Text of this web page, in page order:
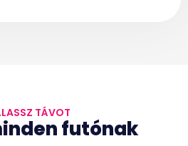
TÁVOT
futónak